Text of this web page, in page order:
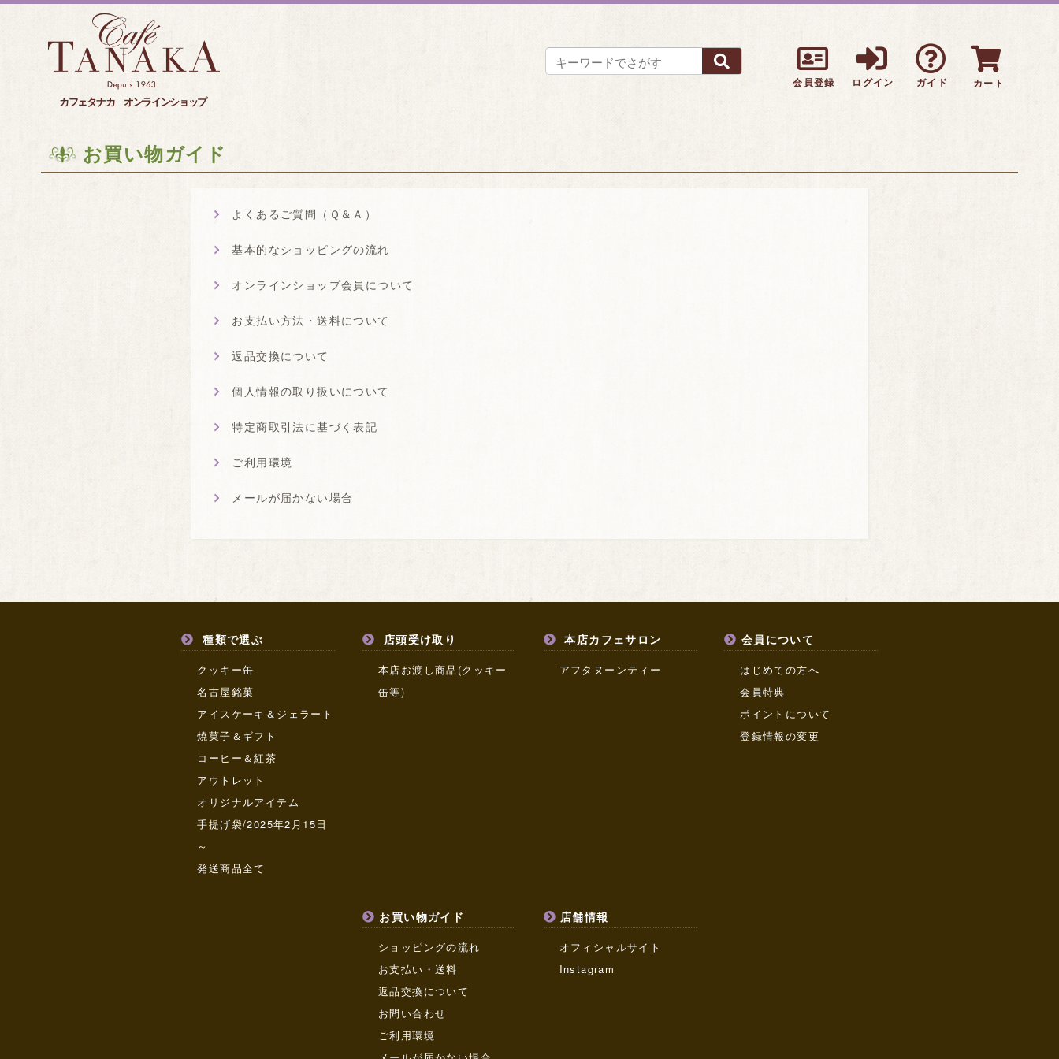
会員登録 ログイン ガイド カート
カフェタナカ オンラインショップ
お買い物ガイド
よくあるご質問（Ｑ＆Ａ）
基本的なショッピングの流れ
オンラインショップ会員について
お支払い方法・送料について
返品交換について
個人情報の取り扱いについて
特定商取引法に基づく表記
ご利用環境
メールが届かない場合
種類で選ぶ
クッキー缶
名古屋銘菓
アイスケーキ＆ジェラート
焼菓子＆ギフト
コーヒー＆紅茶
アウトレット
オリジナルアイテム
手提げ袋/2025年2月15日
～
発送商品全て
店頭受け取り
本店お渡し商品(クッキー
缶等)
本店カフェサロン
アフタヌーンティー
会員について
はじめての方へ
会員特典
ポイントについて
登録情報の変更
お買い物ガイド
ショッピングの流れ
お支払い・送料
返品交換について
お問い合わせ
ご利用環境
店舗情報
オフィシャルサイト
Instagram